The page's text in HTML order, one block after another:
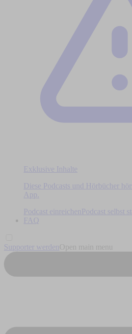
Exklusive Inhalte
Diese Podcasts und Hörbücher
App.
Podcast einreichen
Podcast selbst
FAQ
Supporter werden Open main menu